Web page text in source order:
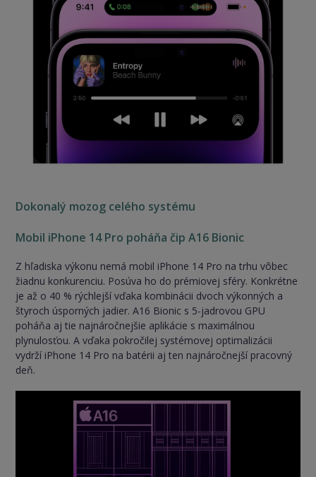
Dokonalý mozog celého systému
Mobil iPhone 14 Pro poháňa čip A16 Bionic
Z hľadiska výkonu nemá mobil iPhone 14 Pro na trhu vôbec
žiadnu konkurenciu. Posúva ho do prémiovej sféry. Konkrétne
je až o 40 % rýchlejší vďaka kombinácii dvoch výkonných a
štyroch úsporných jadier. A16 Bionic s 5-jadrovou GPU
poháňa aj tie najnáročnejšie aplikácie s maximálnou
plynulosťou. A vďaka pokročilej systémovej optimalizácii
vydrží iPhone 14 Pro na batérii aj ten najnáročnejší pracovný
deň.